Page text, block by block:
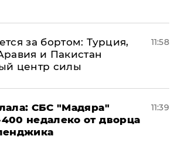
за бортом: Турция,
и Пакистан
центр силы
11:58
СБС "Мадяра"
недалеко от дворца
11:39